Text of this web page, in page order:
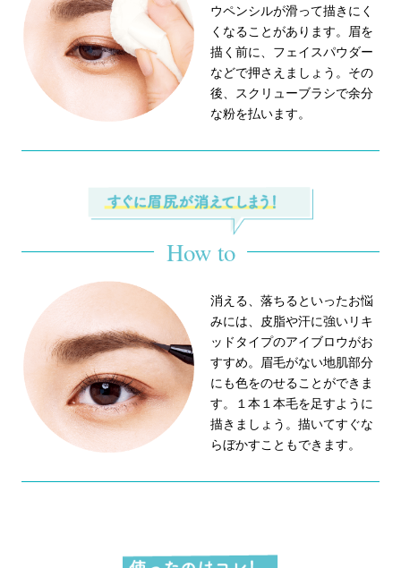
ウペンシルが滑って描きにく
くなることがあります。眉を
描く前に、フェイスパウダー
などで押さえましょう。その
後、スクリューブラシで余分
な粉を払います。
How to
消える、落ちるといったお悩
みには、皮脂や汗に強いリキ
ッドタイプのアイブロウがお
すすめ。眉毛がない地肌部分
にも色をのせることができま
す。１本１本毛を足すように
描きましょう。描いてすぐな
らぼかすこともできます。